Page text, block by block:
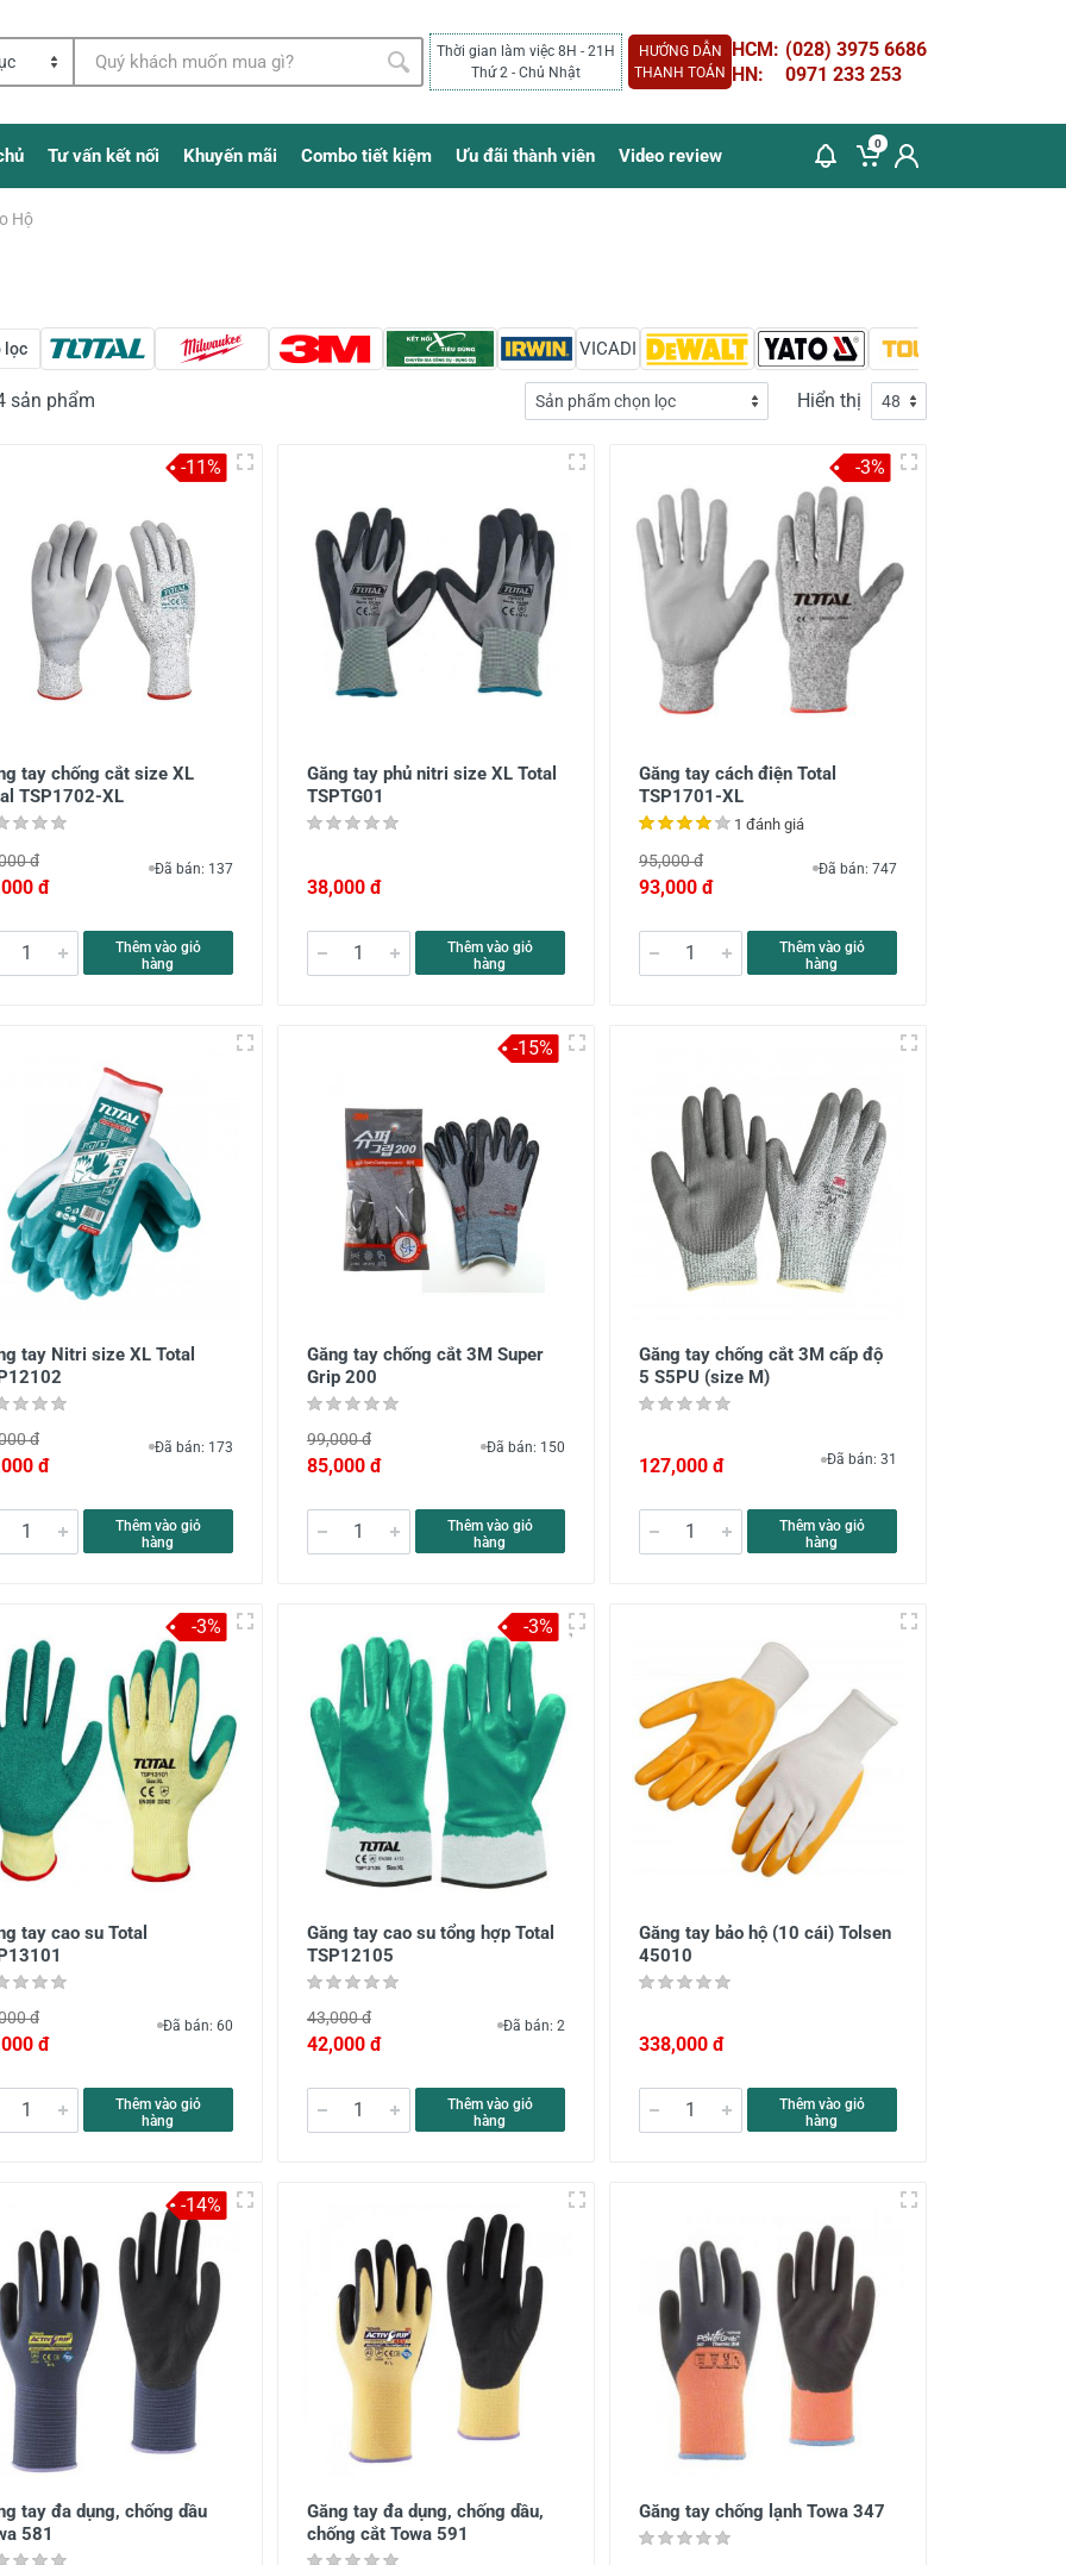
Thời gian làm việc 8H - 21H
Thứ 2 - Chủ Nhật
HƯỚNG DẪN
THANH TOÁN
HCM: (028) 3975 6686
HN:
0971 233 253
Tư vấn kết nối Khuyến mãi Combo tiết kiệm Ưu đãi thành viên Video review
0
Hộ
lọc VICADI
sản phẩm Hiển thị
tay chống cắt size XL
TSP1702-XL
đ
đ
Đã bán: 137
Thêm vào giỏ
hàng
-11%
Găng tay phủ nitri size XL Total
TSPTG01
38,000 đ
Thêm vào giỏ
hàng
Găng tay cách điện Total
TSP1701-XL
1 đánh giá
95,000 đ
93,000 đ
Đã bán: 747
Thêm vào giỏ
hàng
-3%
tay Nitri size XL Total
đ
đ
Đã bán: 173
Thêm vào giỏ
hàng
Găng tay chống cắt 3M Super
Grip 200
99,000 đ
85,000 đ
Đã bán: 150
Thêm vào giỏ
hàng
-15%
Găng tay chống cắt 3M cấp độ
5 S5PU (size M)
127,000 đ Đã bán: 31
Thêm vào giỏ
hàng
tay cao su Total
đ
đ
Đã bán: 60
Thêm vào giỏ
hàng
-3%
Găng tay cao su tổng hợp Total
TSP12105
43,000 đ
42,000 đ
Đã bán: 2
Thêm vào giỏ
hàng
-3%
Găng tay bảo hộ (10 cái) Tolsen
45010
338,000 đ
Thêm vào giỏ
hàng
tay đa dụng, chống dầu
581
-14%
Găng tay đa dụng, chống dầu,
chống cắt Towa 591
Găng tay chống lạnh Towa 347